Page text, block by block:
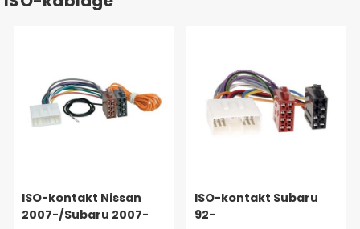
ISO-kontakt Nissan
2007-/Subaru 2007-
ISO-kontakt Subaru
92-